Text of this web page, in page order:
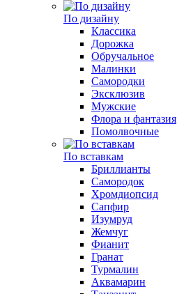
По дизайну
Классика
Дорожка
Обручальное
Малинки
Самородки
Эксклюзив
Мужские
Флора и фантазия
Помолвочные
По вставкам
Бриллианты
Самородок
Хромдиопсид
Сапфир
Изумруд
Жемчуг
Фианит
Гранат
Турмалин
Аквамарин